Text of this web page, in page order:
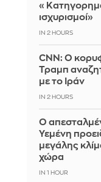
ισχυρισμοί»
IN 2 HOURS
CNN: Ο
Τραμπ
με το Ιράν
IN 2 HOURS
Ο
Υεμένη
μεγάλης
χώρα
IN 1 HOUR